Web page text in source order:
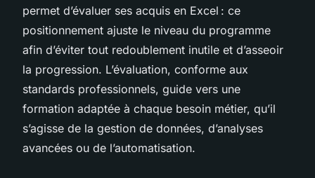
permet d’évaluer ses acquis en Excel : ce
positionnement ajuste le niveau du programme
afin d’éviter tout redoublement inutile et d’asseoir
la progression. L’évaluation, conforme aux
standards professionnels, guide vers une
formation adaptée à chaque besoin métier, qu’il
s’agisse de la gestion de données, d’analyses
avancées ou de l’automatisation.